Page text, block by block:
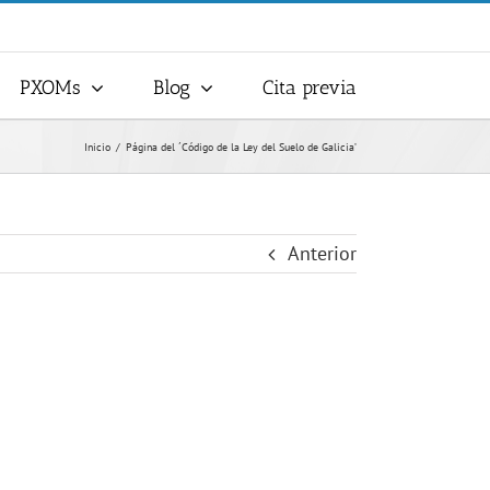
PXOMs Blog Cita previa
Inicio Página del ´Código de la Ley del Suelo de Galicia’
Anterior